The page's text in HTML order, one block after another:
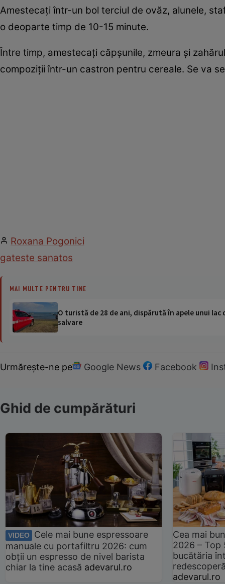
Amestecaţi într-un bol terciul de ovăz, alunele,
o deoparte timp de 10-15 minute.
Între timp, amestecaţi căpşunile, zmeura şi
compoziţii într-un castron pentru cereale. Se va
Roxana Pogonici
gateste sanatos
MAI MULTE PENTRU TINE
O turistă de 28 de ani, dispărută în apele unui
salvare
Urmărește-ne pe Google News Facebook
Ghid de cumpărături
VIDEO
Cele mai bune espressoare
manuale cu portafiltru 2026: cum
obții un espresso de nivel barista
chiar la tine acasă adevarul.ro
Cea mai
2026 –
bucătăria
adevarul.ro